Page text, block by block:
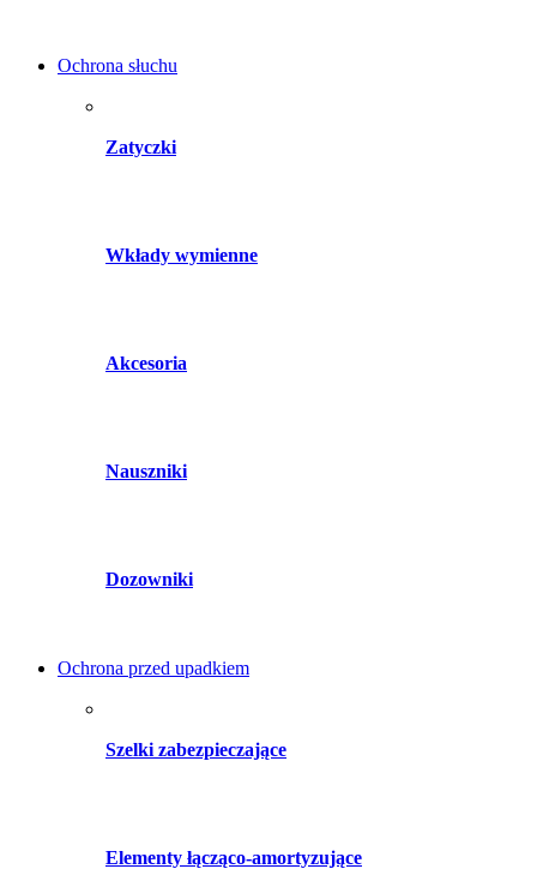
Ochrona słuchu
Zatyczki
Wkłady wymienne
Akcesoria
Nauszniki
Dozowniki
Ochrona przed upadkiem
Szelki zabezpieczające
Elementy łącząco-amortyzujące